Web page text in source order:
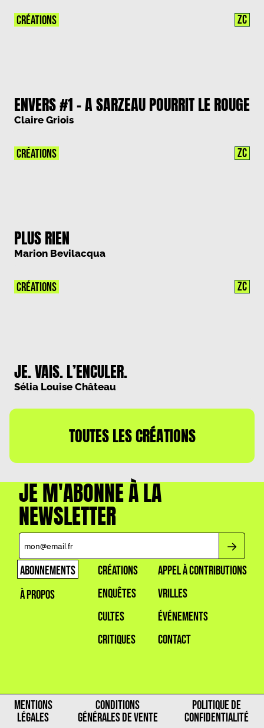
ENVERS #1 – A SARZEAU POURRIT LE ROUGE
Claire Griois
CRÉATIONS ZC
PLUS RIEN
Marion Bevilacqua
CRÉATIONS ZC
JE. VAIS. L’ENCULER.
Sélia Louise Château
CRÉATIONS ZC
TOUTES LES CRÉATIONS
JE M'ABONNE À LA
NEWSLETTER
ABONNEMENTS
À PROPOS
CRÉATIONS
ENQUÊTES
CULTES
CRITIQUES
APPEL À CONTRIBUTIONS
VRILLES
ÉVÉNEMENTS
CONTACT
MENTIONS
LÉGALES
CONDITIONS
GÉNÉRALES DE VENTE
POLITIQUE DE
CONFIDENTIALITÉ